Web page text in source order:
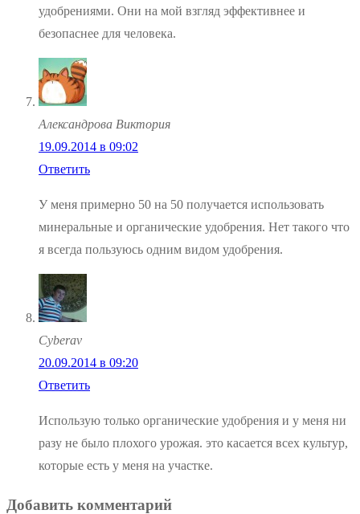
удобрениями. Они на мой взгляд эффективнее и
безопаснее для человека.
Александрова Виктория
19.09.2014 в 09:02
Ответить
У меня примерно 50 на 50 получается использовать
минеральные и органические удобрения. Нет такого что
я всегда пользуюсь одним видом удобрения.
Cyberav
20.09.2014 в 09:20
Ответить
Использую только органические удобрения и у меня ни
разу не было плохого урожая. это касается всех культур,
которые есть у меня на участке.
Добавить комментарий